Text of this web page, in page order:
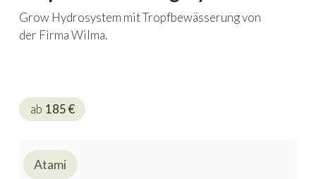
Grow Hydrosystem mit Tropfbewässerung von
der Firma Wilma.
ab 185€
Atami